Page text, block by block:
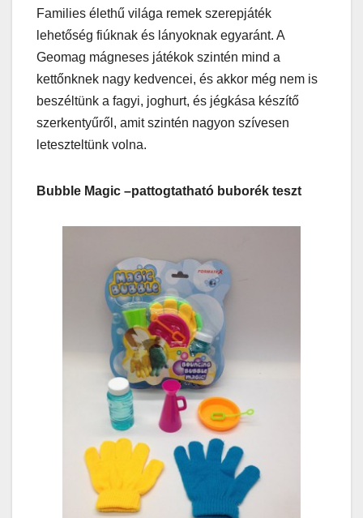
Families élethű világa remek szerepjáték
lehetőség fiúknak és lányoknak egyaránt. A
Geomag mágneses játékok szintén mind a
kettőnknek nagy kedvencei, és akkor még nem is
beszéltünk a fagyi, joghurt, és jégkása készítő
szerkentyűről, amit szintén nagyon szívesen
leteszteltünk volna.
Bubble Magic –pattogtatható buborék teszt